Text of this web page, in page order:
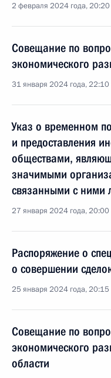
2 февраля 2024 года, 20:20
Совещание по
экономического
31 января 2024 года, 22:10
Указ о временном
и предоставления
обществами,
значимыми
связанными с ними
27 января 2024 года, 20:00
Распоряжение о
о совершении
25 января 2024 года, 20:15
Совещание по
экономического
области